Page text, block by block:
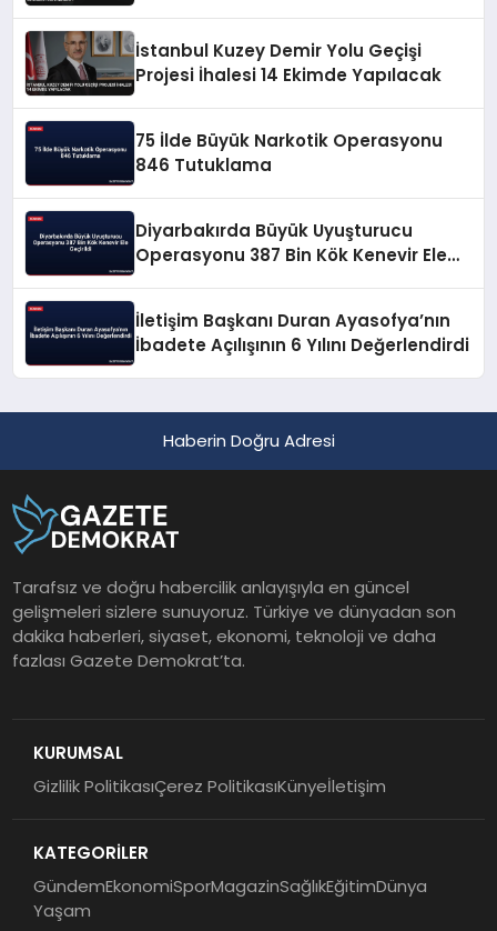
İstanbul Kuzey Demir Yolu Geçişi
Projesi İhalesi 14 Ekimde Yapılacak
75 İlde Büyük Narkotik Operasyonu
846 Tutuklama
Diyarbakırda Büyük Uyuşturucu
Operasyonu 387 Bin Kök Kenevir Ele
İletişim Başkanı Duran Ayasofya’nın
İbadete Açılışının 6 Yılını Değerlendirdi
Haberin Doğru Adresi
Tarafsız ve doğru habercilik anlayışıyla en güncel
gelişmeleri sizlere sunuyoruz. Türkiye ve dünyadan son
dakika haberleri, siyaset, ekonomi, teknoloji ve daha
fazlası Gazete Demokrat’ta.
KURUMSAL
Gizlilik PolitikasıÇerez PolitikasıKünyeİletişim
KATEGORİLER
GündemEkonomiSporMagazinSağlıkEğitimDünya
Yaşam